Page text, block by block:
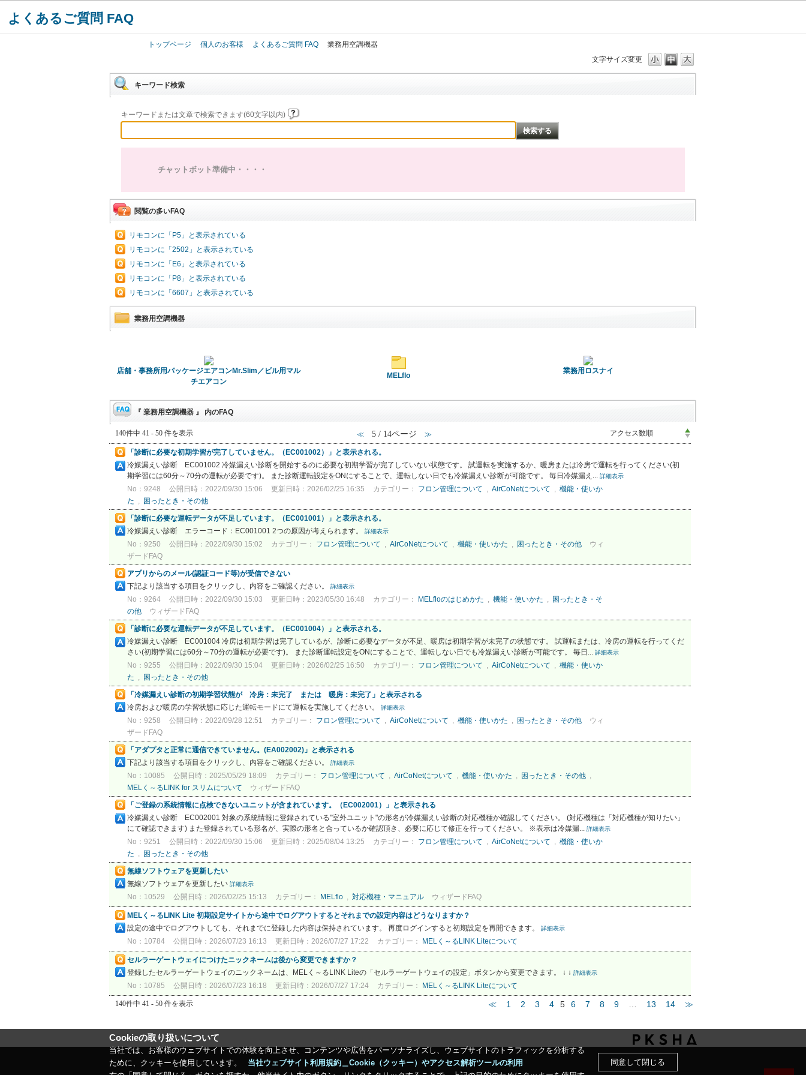
よくあるご質問 FAQ
トップページ 個人のお客様 よくあるご質問 FAQ
業務用空調機器
文字サイズ変更
キーワード検索
キーワードまたは文章で検索できます(60文字以内)
チャットボット準備中・・・・
閲覧の多いFAQ
リモコンに「P5」と表示されている
リモコンに「2502」と表示されている
リモコンに「E6」と表示されている
リモコンに「P8」と表示されている
リモコンに「6607」と表示されている
業務用空調機器
店舗・事務所用パッケージエアコンMr.Slim／ビル用マル
チエアコン
MELflo
業務用ロスナイ
『 業務用空調機器 』 内のFAQ
140件中 41 - 50 件を表示 ≪ 5 / 14ページ ≫
「診断に必要な初期学習が完了していません。（EC001002）」と表示される。
冷媒漏えい診断 EC001002 冷媒漏えい診断を開始するのに必要な初期学習が完了していない状態です。 試運転を実施するか、暖房または冷房で運転を行ってください(初
期学習には60分～70分の運転が必要です)。 また診断運転設定をONにすることで、運転しない日でも冷媒漏えい診断が可能です。 毎日冷媒漏え... 詳細表示
No：9248 公開日時：2022/09/30 15:06 更新日時：2026/02/25 16:35 カテゴリー： フロン管理について , AirCoNetについて , 機能・使いか
た , 困ったとき・その他
「診断に必要な運転データが不足しています。（EC001001）」と表示される。
冷媒漏えい診断 エラーコード：EC001001 2つの原因が考えられます。
詳細表示
No：9250 公開日時：2022/09/30 15:02 カテゴリー： フロン管理について , AirCoNetについて , 機能・使いかた , 困ったとき・その他
ウィ
ザードFAQ
アプリからのメール(認証コード等)が受信できない
下記より該当する項目をクリックし、内容をご確認ください。
詳細表示
No：9264 公開日時：2022/09/30 15:03 更新日時：2023/05/30 16:48 カテゴリー： MELfloのはじめかた , 機能・使いかた , 困ったとき・そ
の他
ウィザードFAQ
「診断に必要な運転データが不足しています。（EC001004）」と表示される。
冷媒漏えい診断 EC001004 冷房は初期学習は完了しているが、診断に必要なデータが不足、暖房は初期学習が未完了の状態です。 試運転または、冷房の運転を行ってくだ
さい(初期学習には60分～70分の運転が必要です)。 また診断運転設定をONにすることで、運転しない日でも冷媒漏えい診断が可能です。 毎日... 詳細表示
No：9255 公開日時：2022/09/30 15:04 更新日時：2026/02/25 16:50 カテゴリー： フロン管理について , AirCoNetについて , 機能・使いか
た , 困ったとき・その他
「冷媒漏えい診断の初期学習状態が 冷房：未完了 または 暖房：未完了」と表示される
冷房および暖房の学習状態に応じた運転モードにて運転を実施してください。
詳細表示
No：9258 公開日時：2022/09/28 12:51 カテゴリー： フロン管理について , AirCoNetについて , 機能・使いかた , 困ったとき・その他
ウィ
ザードFAQ
「アダプタと正常に通信できていません。(EA002002)」と表示される
下記より該当する項目をクリックし、内容をご確認ください。
詳細表示
No：10085 公開日時：2025/05/29 18:09 カテゴリー： フロン管理について , AirCoNetについて , 機能・使いかた , 困ったとき・その他 ,
MELく～るLINK for スリムについて
ウィザードFAQ
「ご登録の系統情報に点検できないユニットが含まれています。（EC002001）」と表示される
冷媒漏えい診断 EC002001 対象の系統情報に登録されている"室外ユニット"の形名が冷媒漏えい診断の対応機種か確認してください。 (対応機種は「対応機種が知りたい」
にて確認できます) また登録されている形名が、実際の形名と合っているか確認頂き、必要に応じて修正を行ってください。 ※表示は冷媒漏... 詳細表示
No：9251 公開日時：2022/09/30 15:06 更新日時：2025/08/04 13:25 カテゴリー： フロン管理について , AirCoNetについて , 機能・使いか
た , 困ったとき・その他
無線ソフトウェアを更新したい
無線ソフトウェアを更新したい 詳細表示
No：10529 公開日時：2026/02/25 15:13 カテゴリー： MELflo , 対応機種・マニュアル ウィザードFAQ
MELく～るLINK Lite 初期設定サイトから途中でログアウトするとそれまでの設定内容はどうなりますか？
設定の途中でログアウトしても、それまでに登録した内容は保持されています。 再度ログインすると初期設定を再開できます。
詳細表示
No：10784 公開日時：2026/07/23 16:13 更新日時：2026/07/27 17:22 カテゴリー： MELく～るLINK Liteについて
セルラーゲートウェイにつけたニックネームは後から変更できますか？
登録したセルラーゲートウェイのニックネームは、MELく～るLINK Liteの「セルラーゲートウェイの設定」ボタンから変更できます。 ↓ ↓ 詳細表示
No：10785 公開日時：2026/07/23 16:18 更新日時：2026/07/27 17:24 カテゴリー： MELく～るLINK Liteについて
140件中 41 - 50 件を表示 ≪ 1 2 3 4 5 6 7 8 9 13 14 ≫
Cookieの取り扱いについて
当社では、お客様のウェブサイトでの体験を向上させ、コンテンツや広告をパーソナライズし、ウェブサイトのトラフィックを分析する
ために、クッキーを使用しています。
当社ウェブサイト利用規約＿Cookie（クッキー）やアクセス解析ツールの利用
同意して閉じる